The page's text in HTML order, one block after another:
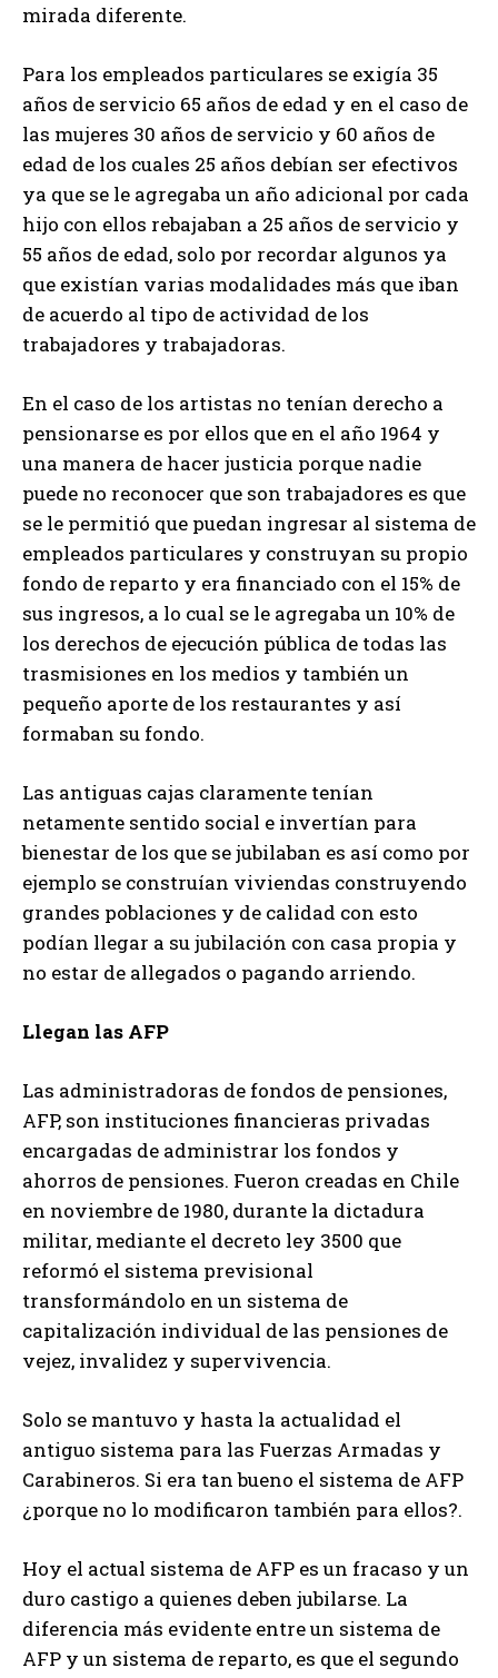
mirada diferente.
Para los empleados particulares se exigía 35
años de servicio 65 años de edad y en el caso de
las mujeres 30 años de servicio y 60 años de
edad de los cuales 25 años debían ser efectivos
ya que se le agregaba un año adicional por cada
hijo con ellos rebajaban a 25 años de servicio y
55 años de edad, solo por recordar algunos ya
que existían varias modalidades más que iban
de acuerdo al tipo de actividad de los
trabajadores y trabajadoras.
En el caso de los artistas no tenían derecho a
pensionarse es por ellos que en el año 1964 y
una manera de hacer justicia porque nadie
puede no reconocer que son trabajadores es que
se le permitió que puedan ingresar al sistema de
empleados particulares y construyan su propio
fondo de reparto y era financiado con el 15% de
sus ingresos, a lo cual se le agregaba un 10% de
los derechos de ejecución pública de todas las
trasmisiones en los medios y también un
pequeño aporte de los restaurantes y así
formaban su fondo.
Las antiguas cajas claramente tenían
netamente sentido social e invertían para
bienestar de los que se jubilaban es así como por
ejemplo se construían viviendas construyendo
grandes poblaciones y de calidad con esto
podían llegar a su jubilación con casa propia y
no estar de allegados o pagando arriendo.
Llegan las AFP
Las administradoras de fondos de pensiones,
AFP, son instituciones financieras privadas
encargadas de administrar los fondos y
ahorros de pensiones. Fueron creadas en Chile
en noviembre de 1980, durante la dictadura
militar, mediante el decreto ley 3500 que
reformó el sistema previsional
transformándolo en un sistema de
capitalización individual de las pensiones de
vejez, invalidez y supervivencia.
Solo se mantuvo y hasta la actualidad el
antiguo sistema para las Fuerzas Armadas y
Carabineros. Si era tan bueno el sistema de AFP
¿porque no lo modificaron también para ellos?.
Hoy el actual sistema de AFP es un fracaso y un
duro castigo a quienes deben jubilarse. La
diferencia más evidente entre un sistema de
AFP y un sistema de reparto, es que el segundo